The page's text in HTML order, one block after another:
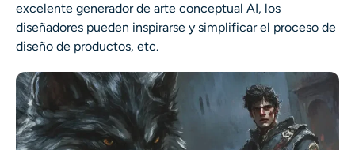
excelente generador de arte conceptual AI, los
diseñadores pueden inspirarse y simplificar el proceso de
diseño de productos, etc.